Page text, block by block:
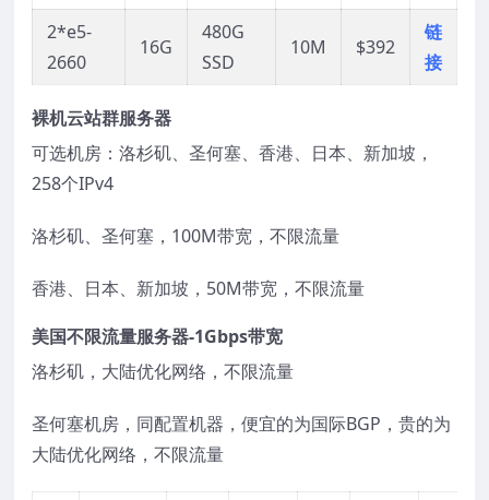
2*e5-
2660
16G
480G
SSD
10M $392
链
接
裸机云站群服务器
可选机房：洛杉矶、圣何塞、香港、日本、新加坡，
258个IPv4
洛杉矶、圣何塞，100M带宽，不限流量
香港、日本、新加坡，50M带宽，不限流量
美国不限流量服务器-1Gbps带宽
洛杉矶，大陆优化网络，不限流量
圣何塞机房，同配置机器，便宜的为国际BGP，贵的为
大陆优化网络，不限流量